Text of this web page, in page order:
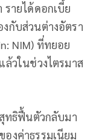
ายได้ดอกเบี้ย
กับส่วนต่างอัตรา
NIM) ที่ทยอย
ล้วในช่วงไตรมาส
ทธิฟื้นตัวกลับมา
งค่าธรรมเนียม